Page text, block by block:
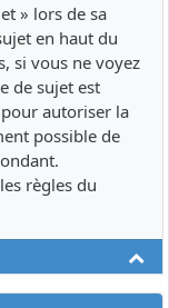
» lors de sa
en haut du
si vous ne voyez
de sujet est
autoriser la
possible de
règles du